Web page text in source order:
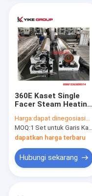
360E Kaset Single
Facer Steam Heating
Mesin Dengan
Perubahan Gulungan
Cepat
Harga:dapat dinegosiasikan
MOQ:1 Set untuk Garis Karton Bergelombang
dapatkan harga terbaru
Hubungi sekarang